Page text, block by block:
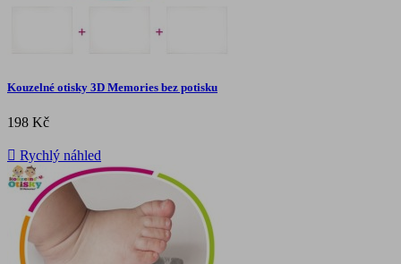
Kouzelné otisky 3D Memories bez potisku
198 Kč
 Rychlý náhled